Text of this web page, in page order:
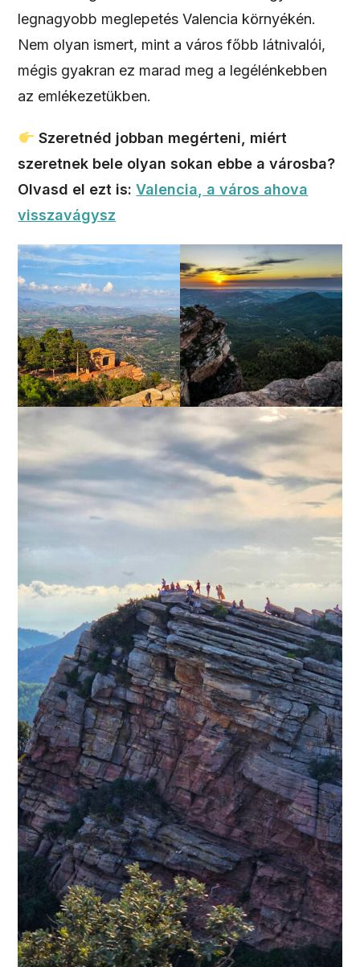
legnagyobb meglepetés Valencia környékén.
Nem olyan ismert, mint a város főbb látnivalói,
mégis gyakran ez marad meg a legélénkebben
az emlékezetükben.
Szeretnéd jobban megérteni, miért
szeretnek bele olyan sokan ebbe a városba?
Olvasd el ezt is:Valencia, a város ahova
visszavágysz